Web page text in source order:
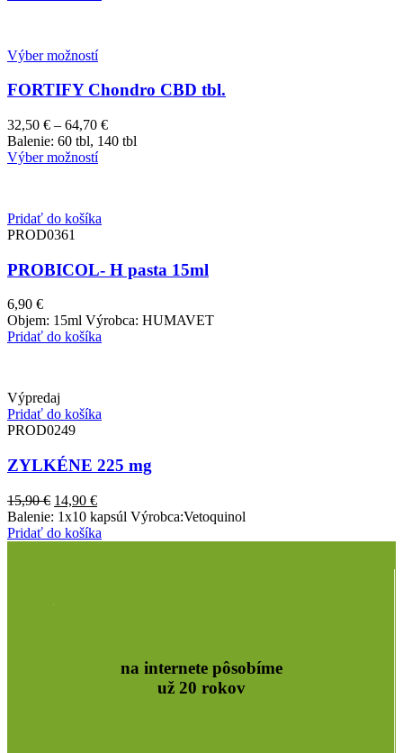
Výber možností
FORTIFY Chondro CBD tbl.
32,50 € – 64,70 €Price
range:
Balenie: 60 tbl, 140 tbl
Výber možností
Pridať do košíka
PROD0361
PROBICOL- H pasta 15ml
6,90 €
Objem: 15ml Výrobca: HUMAVET
Pridať do košíka
Výpredaj
Pridať do košíka
PROD0249
ZYLKÉNE 225 mg
15,90€ Pôvodná
cena
bola:
14,90 €Aktuálna
cena
je:
Balenie: 1x10 kapsúl Výrobca:Vetoquinol
Pridať do košíka
na internete pôsobíme
už 20 rokov